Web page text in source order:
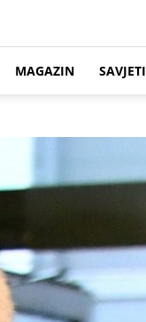
MAGAZIN SAVJETI